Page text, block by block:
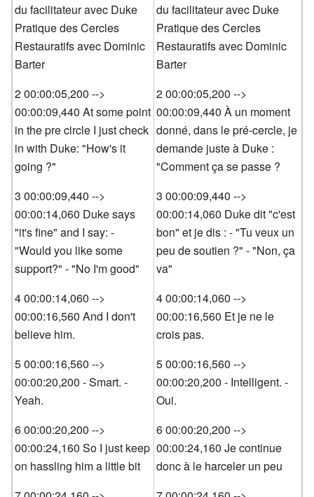
du facilitateur avec Duke
Pratique des Cercles
Restauratifs avec Dominic
Barter
2 00:00:05,200 -->
00:00:09,440 At some point
in the pre circle I just check
in with Duke: "How's it
going ?"
3 00:00:09,440 -->
00:00:14,060 Duke says
"it's fine" and I say: -
"Would you like some
support?" - "No I'm good"
4 00:00:14,060 -->
00:00:16,560 And I don't
believe him.
5 00:00:16,560 -->
00:00:20,200 - Smart. -
Yeah.
6 00:00:20,200 -->
00:00:24,160 So I just keep
on hassling him a little bit
du facilitateur avec Duke
Pratique des Cercles
Restauratifs avec Dominic
Barter
2 00:00:05,200 -->
00:00:09,440 À un moment
donné, dans le pré-cercle, je
demande juste à Duke :
"Comment ça se passe ?
3 00:00:09,440 -->
00:00:14,060 Duke dit "c'est
bon" et je dis : - "Tu veux un
peu de soutien ?" - "Non, ça
va"
4 00:00:14,060 -->
00:00:16,560 Et je ne le
crois pas.
5 00:00:16,560 -->
00:00:20,200 - Intelligent. -
Oui.
6 00:00:20,200 -->
00:00:24,160 Je continue
donc à le harceler un peu